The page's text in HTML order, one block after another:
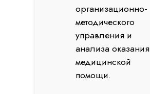
организационно-
методического
управления и
анализа оказания
медицинской
помощи.